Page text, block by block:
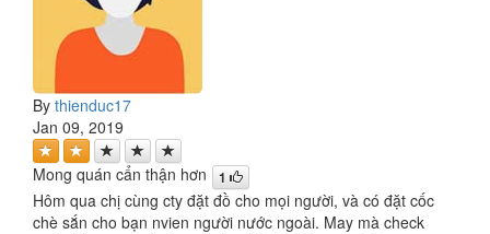
By thienduc17
Jan 09, 2019
Mong quán cẩn thận hơn 1
Hôm qua chị cùng cty đặt đồ cho mọi người, và có đặt cốc
chè sắn cho bạn nvien người nước ngoài. May mà check